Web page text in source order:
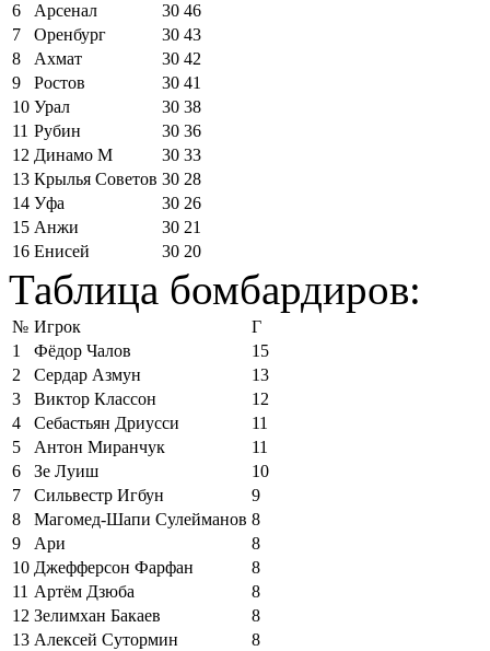
6
Арсенал 30 46
7
Оренбург 30 43
8
Ахмат 30 42
9
Ростов 30 41
10 Урал 30 38
11 Рубин 30 36
12 Динамо М 30 33
13 Крылья Советов 30 28
14 Уфа 30 26
15 Анжи 30 21
16 Енисей 30 20
Таблица бомбардиров:
№ Игрок
Г
1
Фёдор Чалов
15
2
Сердар Азмун
13
3
Виктор Классон
12
4
Себастьян Дриусси
11
5
Антон Миранчук
11
6
Зе Луиш
10
7
Сильвестр Игбун
9
8
Магомед-Шапи Сулейманов 8
9
Ари
8
10 Джефферсон Фарфан
8
11 Артём Дзюба
8
12 Зелимхан Бакаев
8
13 Алексей Сутормин
8